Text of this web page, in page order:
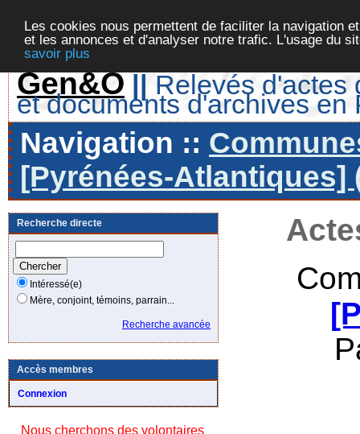
Les cookies nous permettent de faciliter la navigation
et les annonces et d'analyser notre trafic. L'usage du
savoir plus
Gen&O || Relevés d'actes
et documents d'archives en
Navigation ::
[Pyrénées-Atlantiques]
Recherche directe
Intéressé(e)
Mère, conjoint, témoins, parrain...
Recherche avancée
Accès membres
Connexion
Nous cherchons des volontaires